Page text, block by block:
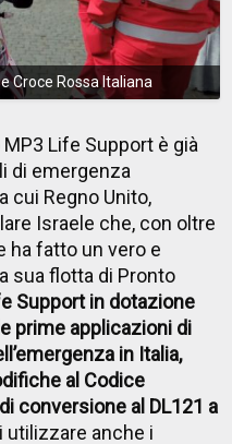
Croce Rossa Italiana
Life Support è già
di emergenza
cui Regno Unito,
Israele che, con oltre
ha fatto un vero e
sua flotta di Pronto
Support in dotazione
prime applicazioni di
in Italia,
al Codice
conversione al DL121 a
utilizzare anche i